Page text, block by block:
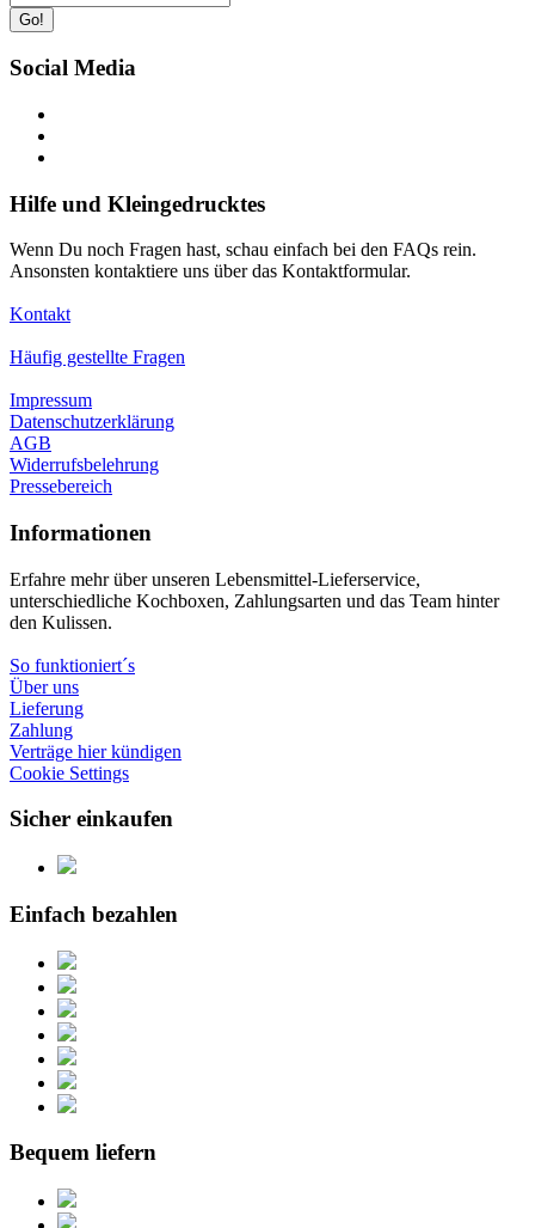
Go!
Social Media
Hilfe und Kleingedrucktes
Wenn Du noch Fragen hast, schau einfach bei den FAQs rein.
Ansonsten kontaktiere uns über das Kontaktformular.
Kontakt
Häufig gestellte Fragen
Impressum
Datenschutzerklärung
AGB
Widerrufsbelehrung
Pressebereich
Informationen
Erfahre mehr über unseren Lebensmittel-Lieferservice,
unterschiedliche Kochboxen, Zahlungsarten und das Team hinter
den Kulissen.
So funktioniert´s
Über uns
Lieferung
Zahlung
Verträge hier kündigen
Cookie Settings
Sicher einkaufen
Einfach bezahlen
Bequem liefern